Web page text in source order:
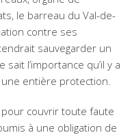
le barreau du Val-de-
contre ses
sauvegarder un
sait l’importance qu’il y a
entière protection.
pour couvrir toute faute
à une obligation de